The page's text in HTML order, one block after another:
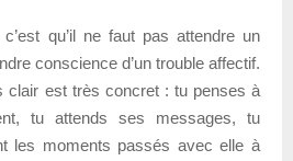
qu’il ne faut pas attendre un
conscience d’un trouble affectif.
clair est très concret : tu penses à
tu attends ses messages, tu
les moments passés avec elle à